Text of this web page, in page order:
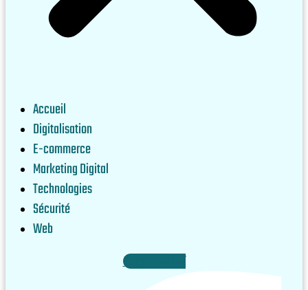
Accueil
Digitalisation
E-commerce
Marketing Digital
Technologies
Sécurité
Web
Facebook-f